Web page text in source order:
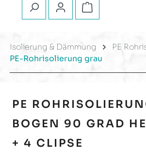
Warenkorb
Isolierung & Dämmung
PE
PE-Rohrisolierung grau
PE
BOGEN 90 GRAD
+ 4 CLIPSE